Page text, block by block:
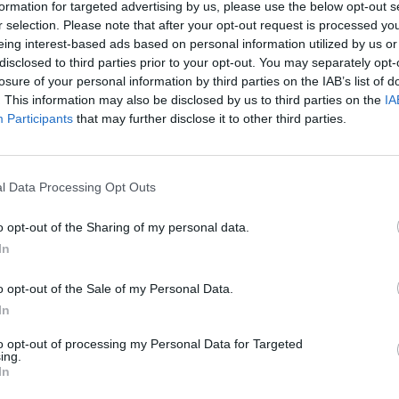
for targeted advertising by us, please use the below opt-out
selection. Please note that after your opt-out request is processed
interest-based ads based on personal information utilized by us
to third parties prior to your opt-out. You may separately
of your personal information by third parties on the IAB’s list of
This information may also be disclosed by us to third parties on the
Participants that may further disclose it to other third parties.
Data Processing Opt Outs
opt-out of the Sharing of my personal data.
opt-out of the Sale of my Personal Data.
opt-out of processing my Personal Data for Targeted
19 de abril de 2026. Distancia: 13 Kilómetros. Dificultad:
25 de abril de 2026. Distancia: 14 Kilómetros.
Viernes 1 de mayo de 2026. Distancia: 10
Domingo 3 de mayo de 2026. Distancia: 12
Miajadas-Alcollarín” (Miajadas, Escurial,
21 Kilómetros. Dificultad: Media.
(Alcollarín):
Sábado 16 de mayo de 2026.
de la Sierra” (Abertura y Conquista de la
Media.Importante: En esta ruta no se permite ir
de mañana, aproximadamente de 9:00 a 14:00